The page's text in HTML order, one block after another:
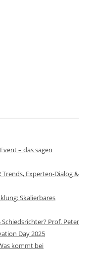
– das sagen
Trends, Experten-Dialog &
Skalierbares
Prof. Peter
Day 2025
kommt bei